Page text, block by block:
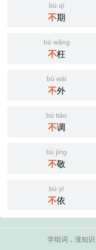
bù qī
不期
bù wǎng
不枉
bù wài
不外
bù tiáo
不调
bù jìng
不敬
bù yī
不依
学组词，涨知